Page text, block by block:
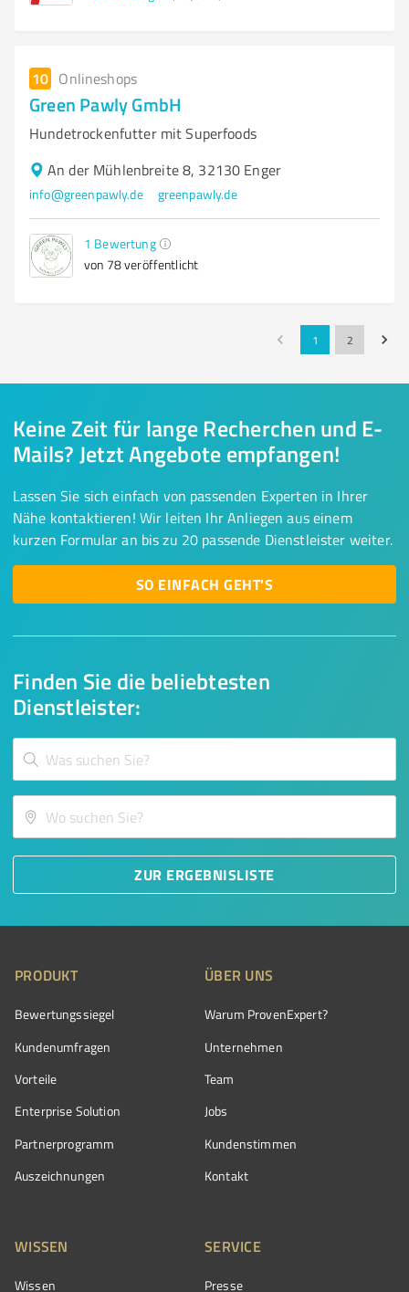
10 Onlineshops
Green Pawly GmbH
Hundetrockenfutter mit Superfoods
An der Mühlenbreite 8, 32130 Enger
info@greenpawly.de greenpawly.de
1 Bewertung
von 78 veröffentlicht
1 2
Finden Sie die beliebtesten
Dienstleister:
ZUR ERGEBNISLISTE
Keine Zeit für lange Recherchen und E-
Mails? Jetzt Angebote empfangen!
Lassen Sie sich einfach von passenden Experten in Ihrer
Nähe kontaktieren! Wir leiten Ihr Anliegen aus einem
kurzen Formular an bis zu 20 passende Dienstleister weiter.
SO EINFACH GEHT'S
PRODUKT
Bewertungssiegel
Kundenumfragen
Vorteile
Enterprise Solution
Partnerprogramm
Auszeichnungen
ÜBER UNS
Warum ProvenExpert?
Unternehmen
Team
Jobs
Kundenstimmen
Kontakt
WISSEN
Wissen
SERVICE
Presse